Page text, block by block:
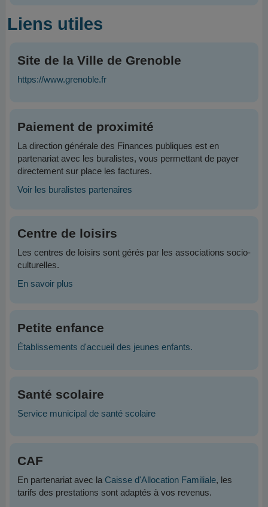
Liens utiles
Site de la Ville de Grenoble
https://www.grenoble.fr
Paiement de proximité
La direction générale des Finances publiques est en
partenariat avec les buralistes, vous permettant de payer
directement sur place les factures.
Voir les buralistes partenaires
Centre de loisirs
Les centres de loisirs sont gérés par les associations socio-
culturelles.
En savoir plus
Petite enfance
Établissements d'accueil des jeunes enfants.
Santé scolaire
Service municipal de santé scolaire
CAF
En partenariat avec la Caisse d'Allocation Familiale, les
tarifs des prestations sont adaptés à vos revenus.